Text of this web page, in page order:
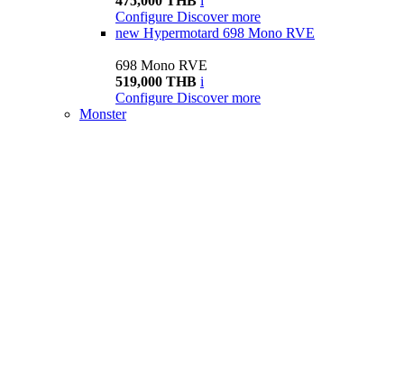
Configure Discover more
new Hypermotard 698 Mono RVE
698 Mono RVE
519,000 THB i
Configure Discover more
Monster